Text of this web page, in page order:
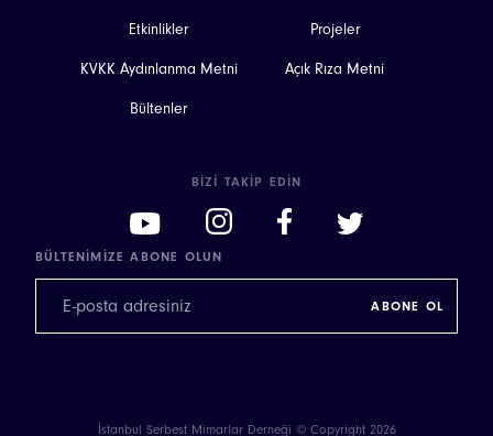
Etkinlikler Projeler
KVKK Aydınlanma Metni Açık Rıza Metni
Bültenler
BIZI TAKIP EDIN
BÜLTENIMIZE ABONE OLUN
İstanbul Serbest Mimarlar Derneği © Copyright 2026